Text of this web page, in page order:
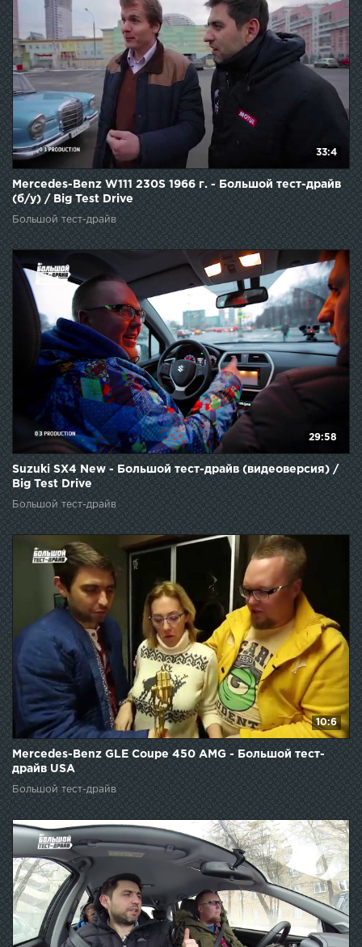
33:4
Mercedes-Benz W111 230S 1966 г. - Большой тест-драйв
(б/у) / Big Test Drive
Большой тест-драйв
29:58
Suzuki SX4 New - Большой тест-драйв (видеоверсия) /
Big Test Drive
Большой тест-драйв
10:6
Mercedes-Benz GLE Coupe 450 AMG - Большой тест-
драйв USA
Большой тест-драйв